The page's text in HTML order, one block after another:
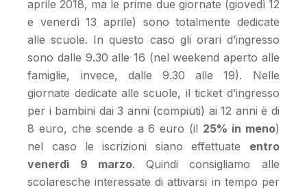
aprile 2018, ma le prime due giornate (giovedì 12
e venerdì 13 aprile) sono totalmente dedicate
alle scuole. In questo caso gli orari d’ingresso
sono dalle 9.30 alle 16 (nel weekend aperto alle
famiglie, invece, dalle 9.30 alle 19). Nelle
giornate dedicate alle scuole, il ticket d’ingresso
per i bambini dai 3 anni (compiuti) ai 12 anni è di
8 euro, che scende a 6 euro (il 25% in meno)
nel caso le iscrizioni siano effettuate entro
venerdì 9 marzo. Quindi consigliamo alle
scolaresche interessate di attivarsi in tempo per